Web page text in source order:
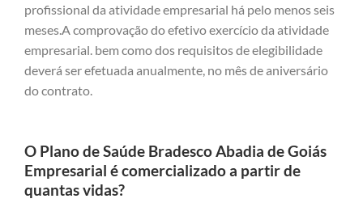
profissional da atividade empresarial há pelo menos seis
meses.A comprovação do efetivo exercício da atividade
empresarial. bem como dos requisitos de elegibilidade
deverá ser efetuada anualmente, no mês de aniversário
do contrato.
O Plano de Saúde Bradesco Abadia de Goiás
Empresarial é comercializado a partir de
quantas vidas?